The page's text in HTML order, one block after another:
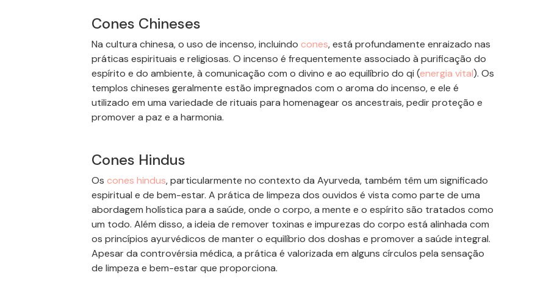
Cones Chineses
Na cultura chinesa, o uso de incenso, incluindo cones, está profundamente enraizado nas
práticas espirituais e religiosas. O incenso é frequentemente associado à purificação do
espírito e do ambiente, à comunicação com o divino e ao equilíbrio do qi (energia vital). Os
templos chineses geralmente estão impregnados com o aroma do incenso, e ele é
utilizado em uma variedade de rituais para homenagear os ancestrais, pedir proteção e
promover a paz e a harmonia.
Cones Hindus
Os cones hindus, particularmente no contexto da Ayurveda, também têm um significado
espiritual e de bem-estar. A prática de limpeza dos ouvidos é vista como parte de uma
abordagem holística para a saúde, onde o corpo, a mente e o espírito são tratados como
um todo. Além disso, a ideia de remover toxinas e impurezas do corpo está alinhada com
os princípios ayurvédicos de manter o equilíbrio dos doshas e promover a saúde integral.
Apesar da controvérsia médica, a prática é valorizada em alguns círculos pela sensação
de limpeza e bem-estar que proporciona.